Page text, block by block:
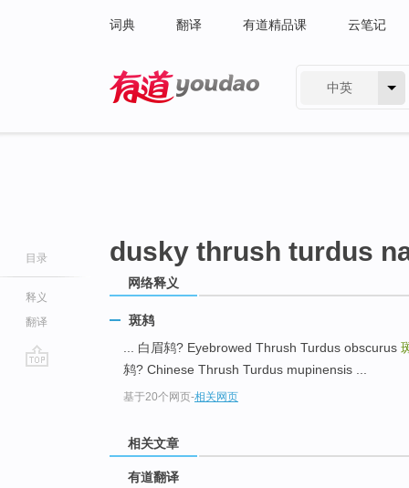
词典 翻译 有道精品课 云笔记
中英
目录
释义
翻译
dusky thrush turdus
网络释义
斑鸫
... 白眉鸫? Eyebrowed Thrush Turdus obscurus
鸫? Chinese Thrush Turdus mupinensis ...
基于20个网页-相关网页
相关文章
有道翻译